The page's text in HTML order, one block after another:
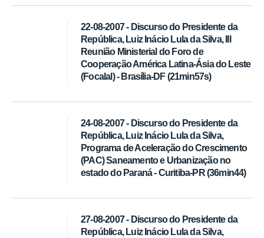
22-08-2007 - Discurso do Presidente da
República, Luiz Inácio Lula da Silva, III
Reunião Ministerial do Foro de
Cooperação América Latina-Ásia do Leste
(Focalal) - Brasília-DF (21min57s)
24-08-2007 - Discurso do Presidente da
República, Luiz Inácio Lula da Silva,
Programa de Aceleração do Crescimento
(PAC) Saneamento e Urbanização no
estado do Paraná - Curitiba-PR (36min44)
27-08-2007 - Discurso do Presidente da
República, Luiz Inácio Lula da Silva,